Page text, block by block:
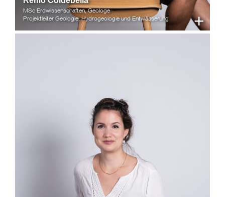
+
MSc Erdwissenschaften, Geologe
Projektleiter Geologie, Hydrogeologie und Entwässerung